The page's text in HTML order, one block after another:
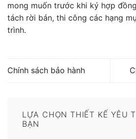
mong muốn trước khi ký hợp
tách rời bán, thi công các hạng
trình.
Chính sách bảo hành
LỰA CHỌN THIẾT KẾ YÊU
BẠN